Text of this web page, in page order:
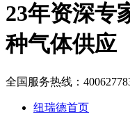
23年资深专
种气体供应
全国服务热线：
纽瑞德首页